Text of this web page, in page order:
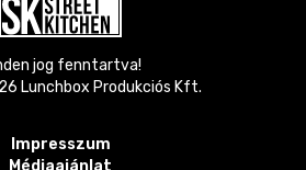
jog fenntartva!
Lunchbox Produkciós Kft.
Impresszum
Médiaajánlat